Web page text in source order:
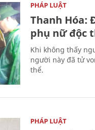
PHÁP LUẬT
Thanh Hóa:
phụ nữ độc
Khi không thấy
người này đã tử
thể.
PHÁP LUẬT